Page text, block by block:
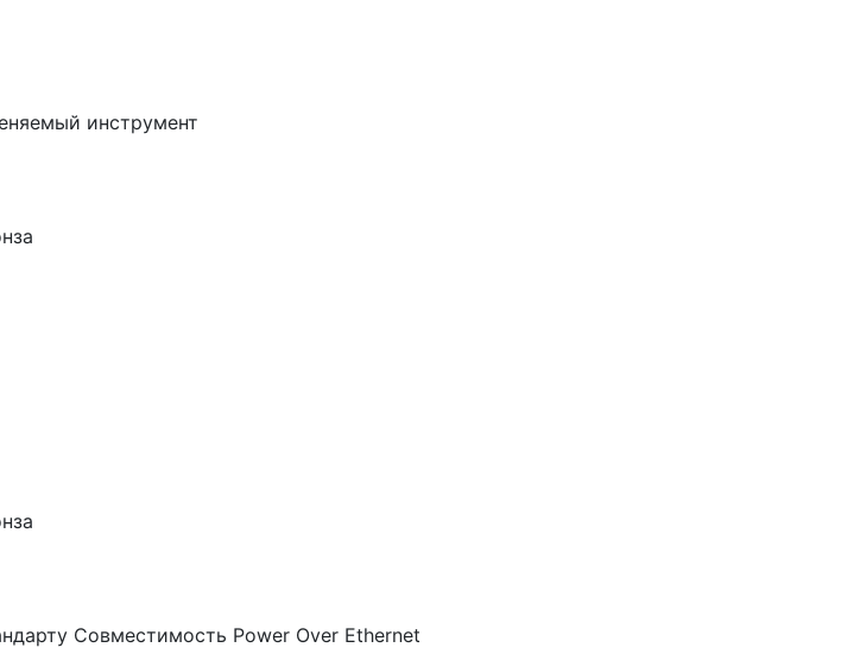
инструмент
Совместимость Power Over Ethernet